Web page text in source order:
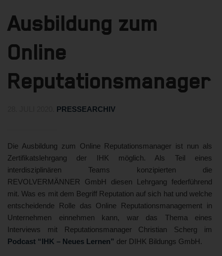
Ausbildung zum
Online
Reputationsmanager
PRESSEARCHIV
Die Ausbildung zum Online Reputationsmanager ist nun als
Zertifikatslehrgang der IHK möglich. Als Teil eines
interdisziplinären Teams konzipierten die
REVOLVERMÄNNER GmbH diesen Lehrgang federführend
mit. Was es mit dem Begriff Reputation auf sich hat und welche
entscheidende Rolle das Online Reputationsmanagement in
Unternehmen einnehmen kann, war das Thema eines
Interviews mit Reputationsmanager Christian Scherg im
Podcast “IHK – Neues Lernen” der DIHK Bildungs GmbH.